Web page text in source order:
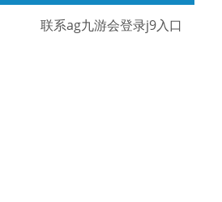
联系ag九游会登录j9入口